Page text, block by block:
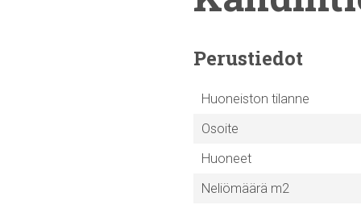
Perustiedot
Huoneiston tilanne
Osoite
Huoneet
Neliömäärä m2